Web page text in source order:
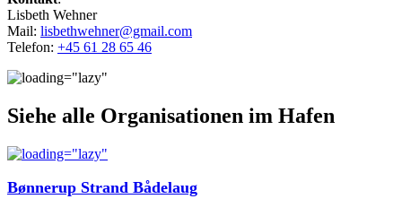
Lisbeth Wehner
Mail: lisbethwehner@gmail.com
Telefon: +45 61 28 65 46
Siehe alle Organisationen im Hafen
Bønnerup Strand Bådelaug